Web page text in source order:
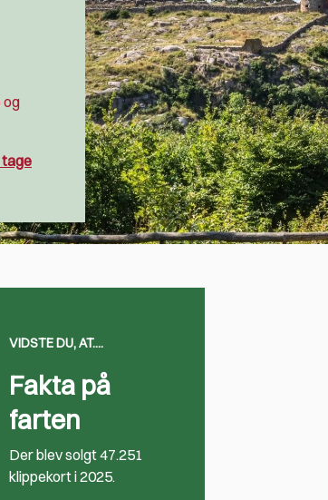
og
tage
VIDSTE DU, AT....
Fakta på
farten
Der blev solgt 47.251
klippekort i 2025.